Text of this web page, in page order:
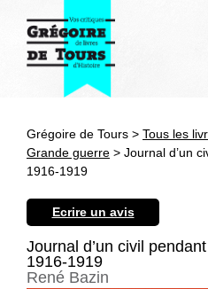
Grégoire de Tours > Tous les
Grande guerre > Journal d’un
1916-1919
Ecrire un avis
Journal d’un civil
1916-1919
René Bazin